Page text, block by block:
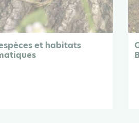
et habitats